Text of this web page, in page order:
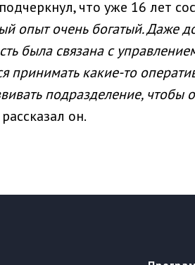
что уже 16 лет
опыт очень богатый. Даже
была связана с
принимать какие-то
подразделение,
рассказал он.